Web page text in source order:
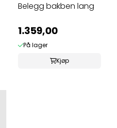
Belegg bakben lang
1.359,00
På lager
Kjøp